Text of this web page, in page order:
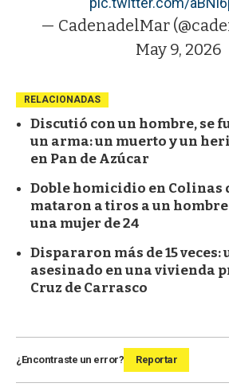
— CadenadelMar
May 9, 2026
RELACIONADAS
Discutió con un hombre, se
un arma: un muerto y un
en Pan de Azúcar
Doble homicidio en Colinas
mataron a tiros a un hombre
una mujer de 24
Dispararon más de 15 veces:
asesinado en una vivienda
Cruz de Carrasco
¿Encontraste un error? Reportar